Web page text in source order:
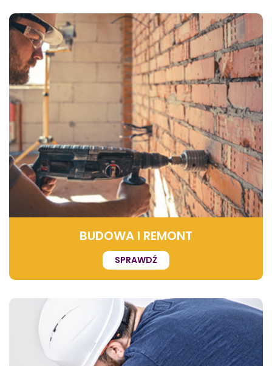
BUDOWA I REMONT
SPRAWDŹ